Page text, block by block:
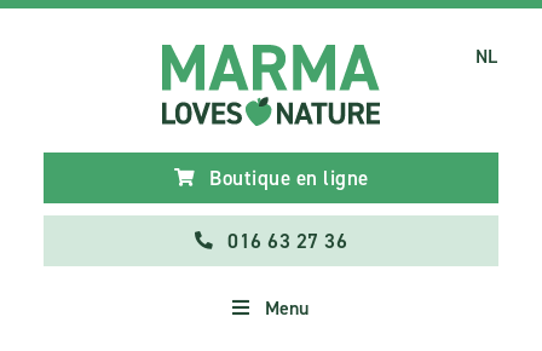
Boutique en ligne
016 63 27 36
Menu
NL